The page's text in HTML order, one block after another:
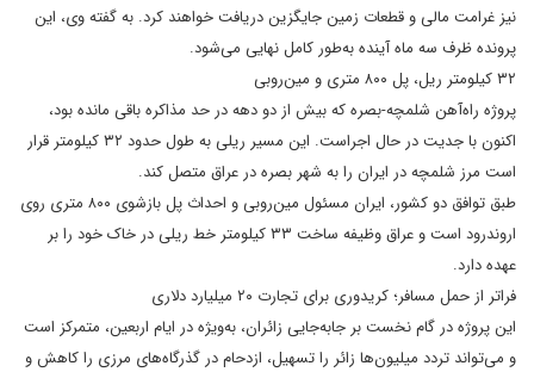
نیز غرامت مالی و قطعات زمین جایگزین دریافت خواهند کرد. به گفته وی، این
پرونده ظرف سه ماه آینده به‌طور کامل نهایی می‌شود.
۳۲ کیلومتر ریل، پل ۸۰۰ متری و مین‌روبی
پروژه راه‌آهن شلمچه-بصره که بیش از دو دهه در حد مذاکره باقی مانده بود،
اکنون با جدیت در حال اجراست. این مسیر ریلی به طول حدود ۳۲ کیلومتر قرار
است مرز شلمچه در ایران را به شهر بصره در عراق متصل کند.
طبق توافق دو کشور، ایران مسئول مین‌روبی و احداث پل بازشوی ۸۰۰ متری روی
اروندرود است و عراق وظیفه ساخت ۳۳ کیلومتر خط ریلی در خاک خود را بر
عهده دارد.
فراتر از حمل مسافر؛ کریدوری برای تجارت ۲۰ میلیارد دلاری
این پروژه در گام نخست بر جابه‌جایی زائران، به‌ویژه در ایام اربعین، متمرکز است
و می‌تواند تردد میلیون‌ها زائر را تسهیل، ازدحام در گذرگاه‌های مرزی را کاهش و